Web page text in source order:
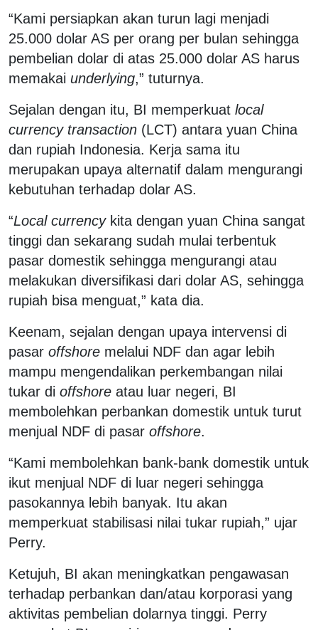
“Kami persiapkan akan turun lagi menjadi
25.000 dolar AS per orang per bulan sehingga
pembelian dolar di atas 25.000 dolar AS harus
memakai underlying,” tuturnya.
Sejalan dengan itu, BI memperkuat local
currency transaction (LCT) antara yuan China
dan rupiah Indonesia. Kerja sama itu
merupakan upaya alternatif dalam mengurangi
kebutuhan terhadap dolar AS.
“Local currencykita dengan yuan China sangat
tinggi dan sekarang sudah mulai terbentuk
pasar domestik sehingga mengurangi atau
melakukan diversifikasi dari dolar AS, sehingga
rupiah bisa menguat,” kata dia.
Keenam, sejalan dengan upaya intervensi di
pasar offshore melalui NDF dan agar lebih
mampu mengendalikan perkembangan nilai
tukar di offshore atau luar negeri, BI
membolehkan perbankan domestik untuk turut
menjual NDF di pasar offshore.
“Kami membolehkan bank-bank domestik untuk
ikut menjual NDF di luar negeri sehingga
pasokannya lebih banyak. Itu akan
memperkuat stabilisasi nilai tukar rupiah,” ujar
Perry.
Ketujuh, BI akan meningkatkan pengawasan
terhadap perbankan dan/atau korporasi yang
aktivitas pembelian dolarnya tinggi. Perry